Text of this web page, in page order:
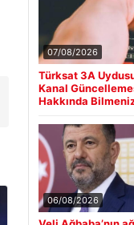
07/08/2026
Türksat 3A
Kanal
Hakkında
06/08/2026